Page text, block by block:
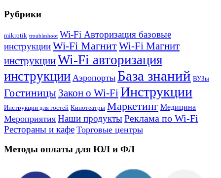
Рубрики
mikrotik troubleshoot Wi-Fi Авторизация базовые
инструкцииWi-Fi МагнитWi-Fi Магнит
инструкцииWi-Fi авторизация
инструкции Аэропорты База знаний ВУЗы
Гостиницы Закон о Wi-Fi Инструкции
Инструкции для гостей Кинотеатры Маркетинг Медицина
Мероприятия Наши продуктыРеклама по Wi-Fi
Рестораны и кафе Торговые центры
Методы оплаты для ЮЛ и ФЛ